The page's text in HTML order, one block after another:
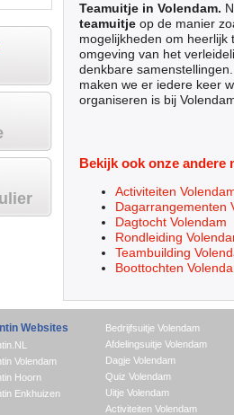
Teamuitje in Volendam.
teamuitje op de manier
mogelijkheden om
omgeving van het
denkbare
maken we er iedere keer
organiseren is bij
Bekijk ook onze andere
Activiteiten
Dagarrangementen
Dagtocht Volendam
Rondleiding
Teambuilding
Boottochten
Websites
Volendam
Hoorn
Enkhuizen
Bedrijfsuitje Volendam
Afdelingsuitje Volendam
Dagje Volendam
Quiz Volendam
Uitje Volendam
Activiteiten Volendam